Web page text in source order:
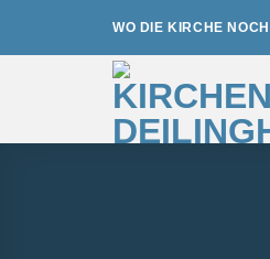
WO DIE KIRCHE